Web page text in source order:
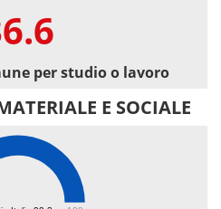
per studio o lavoro
E SOCIALE